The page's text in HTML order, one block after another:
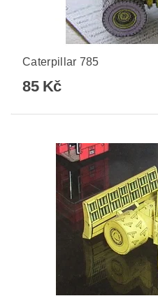
Caterpillar 785
85 Kč